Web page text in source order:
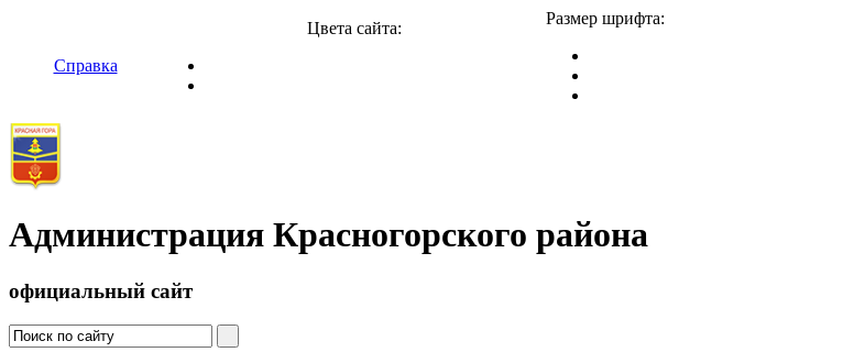
Справка
Цвета сайта:
Размер шрифта:
Администрация Красногорского района
официальный сайт